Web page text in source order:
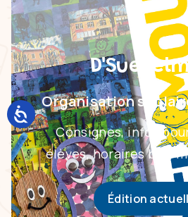
Organisation
Consignes, infos
élèves, horaires bus,
Édition